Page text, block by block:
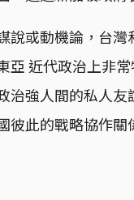
說或動機論，台灣
亞 近代政治上非常
治強人間的私人友
彼此的戰略協作關